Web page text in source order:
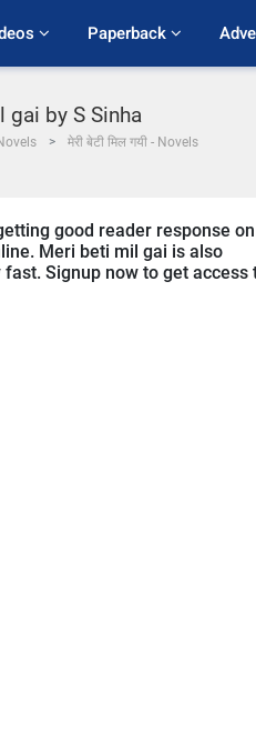
Paperback
by S Sinha
मेरी बेटी मिल गयी - Novels
good reader response on
Meri beti mil gai is also
Signup now to get access